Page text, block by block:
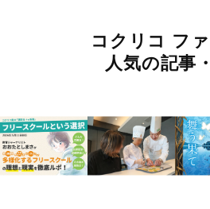
コクリコ フ
人気の記事